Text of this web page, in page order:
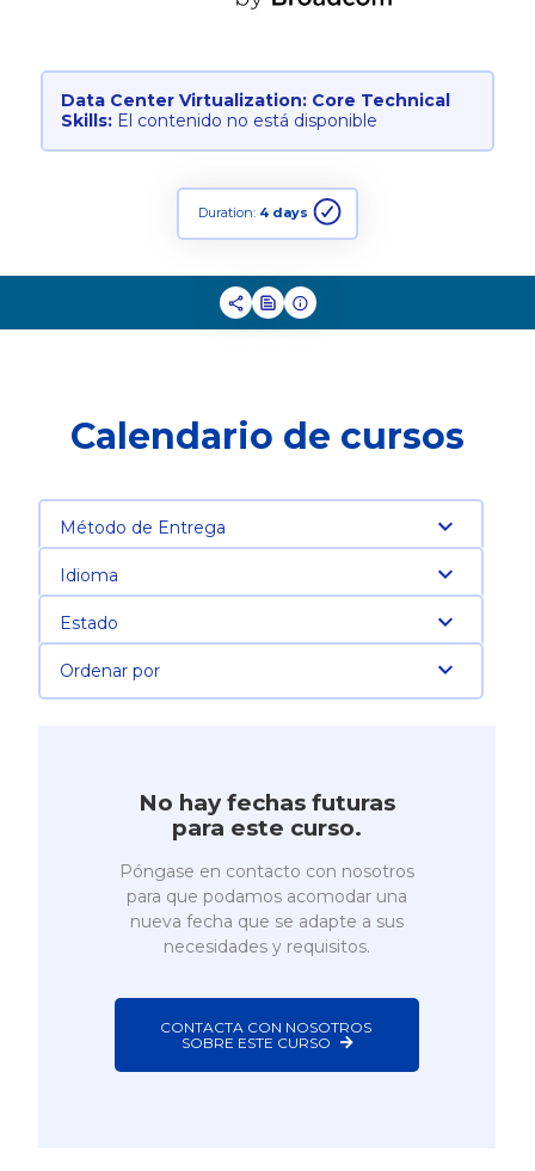
Data Center Virtualization: Core Technical
Skills: El contenido no está disponible
Duration: 4 days
Calendario de cursos
Método de Entrega
Idioma
Estado
Ordenar por
No hay fechas futuras
para este curso.
Póngase en contacto con nosotros
para que podamos acomodar una
nueva fecha que se adapte a sus
necesidades y requisitos.
CONTACTA CON NOSOTROS
SOBRE ESTE CURSO